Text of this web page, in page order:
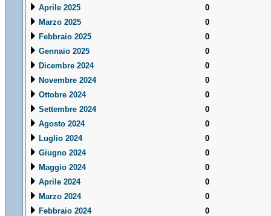
Aprile 2025
0
Marzo 2025
0
Febbraio 2025
0
Gennaio 2025
0
Dicembre 2024
0
Novembre 2024
0
Ottobre 2024
0
Settembre 2024
0
Agosto 2024
0
Luglio 2024
0
Giugno 2024
0
Maggio 2024
0
Aprile 2024
0
Marzo 2024
0
Febbraio 2024
0